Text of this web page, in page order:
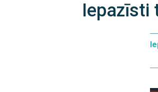
Iepazīsti